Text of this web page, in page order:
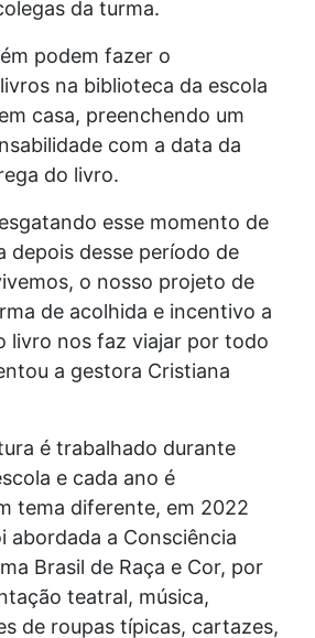
da turma.
podem fazer o
na biblioteca da escola
casa, preenchendo um
com a data da
do livro.
esse momento de
depois desse período de
o nosso projeto de
de acolhida e incentivo a
livro nos faz viajar por todo
a gestora Cristiana
é trabalhado durante
e cada ano é
tema diferente, em 2022
abordada a Consciência
Brasil de Raça e Cor, por
teatral, música,
de roupas típicas, cartazes,